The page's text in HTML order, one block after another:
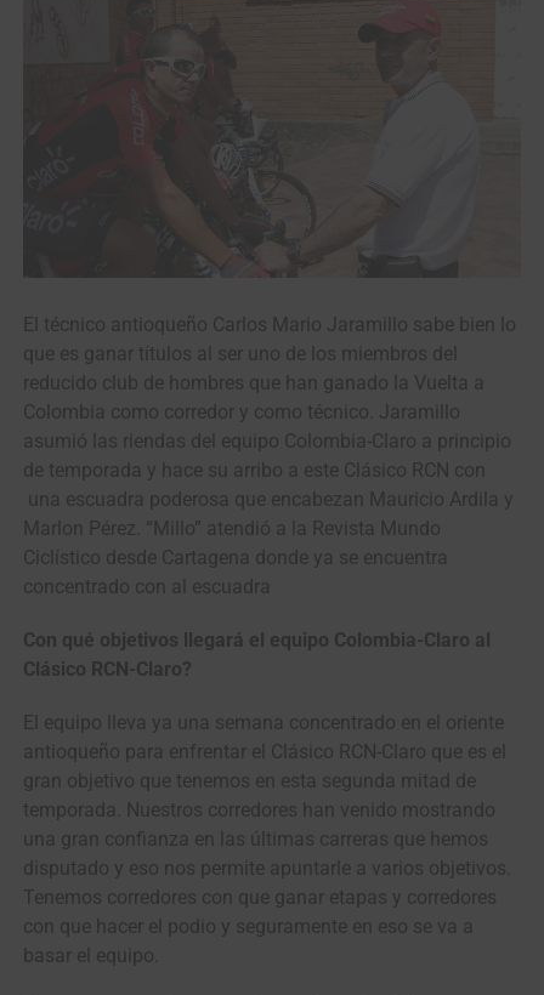
El técnico antioqueño Carlos Mario Jaramillo sabe bien lo
que es ganar títulos al ser uno de los miembros del
reducido club de hombres que han ganado la Vuelta a
Colombia como corredor y como técnico. Jaramillo
asumió las riendas del equipo Colombia-Claro a principio
de temporada y hace su arribo a este Clásico RCN con
una escuadra poderosa que encabezan Mauricio Ardila y
Marlon Pérez. “Millo” atendió a la Revista Mundo
Ciclístico desde Cartagena donde ya se encuentra
concentrado con al escuadra
Con qué objetivos llegará el equipo Colombia-Claro al
Clásico RCN-Claro?
El equipo lleva ya una semana concentrado en el oriente
antioqueño para enfrentar el Clásico RCN-Claro que es el
gran objetivo que tenemos en esta segunda mitad de
temporada. Nuestros corredores han venido mostrando
una gran confianza en las últimas carreras que hemos
disputado y eso nos permite apuntarle a varios objetivos.
Tenemos corredores con que ganar etapas y corredores
con que hacer el podio y seguramente en eso se va a
basar el equipo.